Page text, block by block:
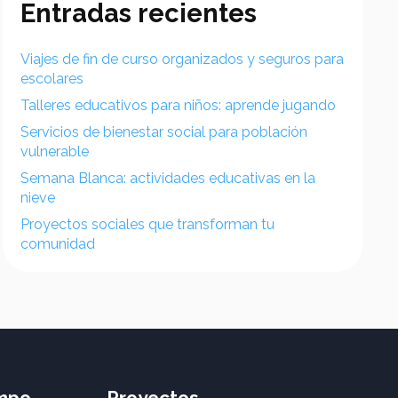
Entradas recientes
Viajes de fin de curso organizados y seguros para
escolares
Talleres educativos para niños: aprende jugando
Servicios de bienestar social para población
vulnerable
Semana Blanca: actividades educativas en la
nieve
Proyectos sociales que transforman tu
comunidad